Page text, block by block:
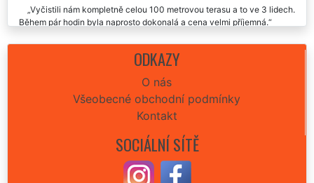
Vožici, tak jsme zvolili variantu zavolat profesionálům a udělali jsme
dobře. Terasa je opět jak nová a bez plevelu.
Vyčistili nám kompletně celou 100 metrovou terasu a to ve 3 lidech.
Během pár hodin byla naprosto dokonalá a cena velmi příjemná.
ODKAZY
O nás
Všeobecné obchodní podmínky
Kontakt